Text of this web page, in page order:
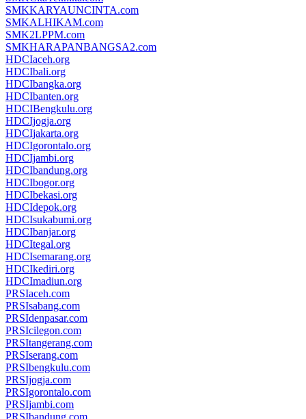
SMKKARYAUNCINTA.com
SMKALHIKAM.com
SMK2LPPM.com
SMKHARAPANBANGSA2.com
HDCIaceh.org
HDCIbali.org
HDCIbangka.org
HDCIbanten.org
HDCIBengkulu.org
HDCIjogja.org
HDCIjakarta.org
HDCIgorontalo.org
HDCIjambi.org
HDCIbandung.org
HDCIbogor.org
HDCIbekasi.org
HDCIdepok.org
HDCIsukabumi.org
HDCIbanjar.org
HDCItegal.org
HDCIsemarang.org
HDCIkediri.org
HDCImadiun.org
PRSIaceh.com
PRSIsabang.com
PRSIdenpasar.com
PRSIcilegon.com
PRSItangerang.com
PRSIserang.com
PRSIbengkulu.com
PRSIjogja.com
PRSIgorontalo.com
PRSIjambi.com